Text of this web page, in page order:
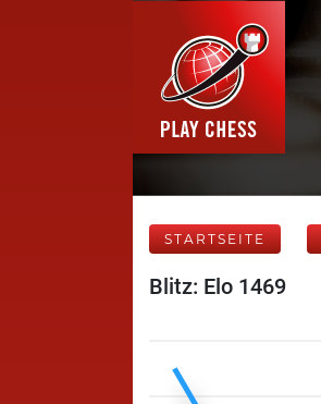
STARTSEITE
Blitz: Elo 1469